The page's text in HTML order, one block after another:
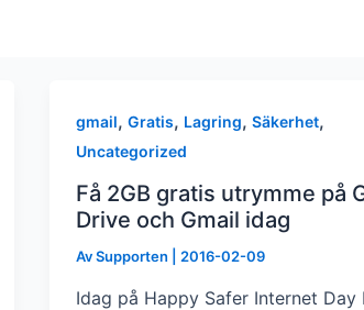
gmail,Gratis, Lagring,Säkerhet,
Uncategorized
Få 2GB gratis utrymme på
Drive och Gmail idag
AvSupporten 2016-02-09
Idag på Happy Safer Internet Day